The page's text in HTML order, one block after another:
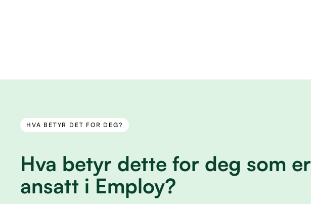
HVA BETYR DET FOR DEG?
Hva betyr dette for deg som er
ansatt i Employ?